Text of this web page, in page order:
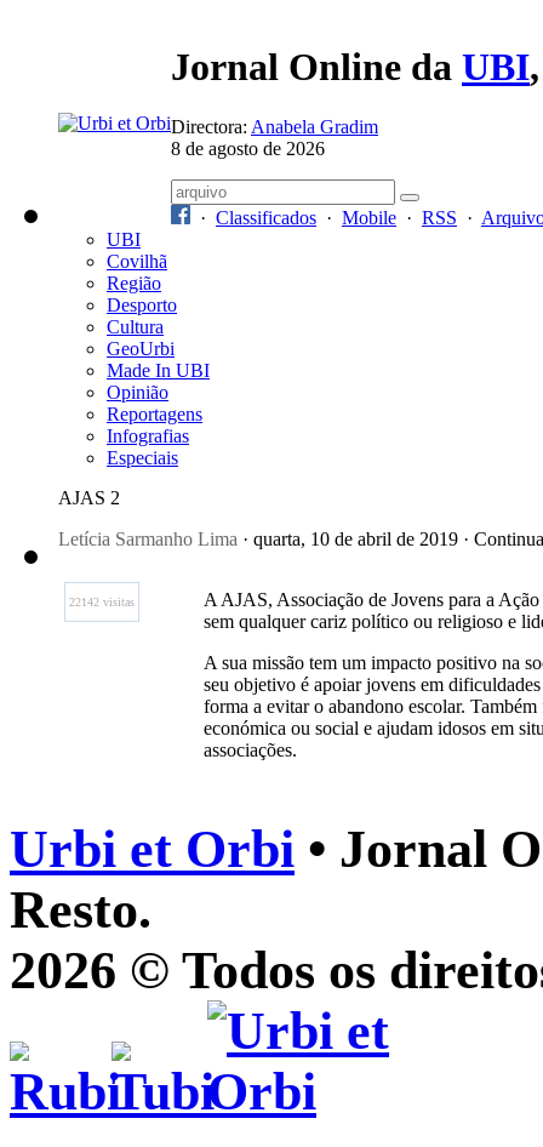
Jornal Online da UBI
Directora: Anabela Gradim
8 de agosto de 2026
· Classificados · Mobile · RSS ·
UBI
Covilhã
Região
Desporto
Cultura
GeoUrbi
Made In UBI
Opinião
Reportagens
Infografias
Especiais
AJAS 2
Letícia Sarmanho Lima · quarta, 10 de abril de 2019 ·
22142 visitas
A AJAS, Associação de Jovens para a
sem qualquer cariz político ou religioso e
A sua missão tem um impacto positivo na
seu objetivo é apoiar jovens em
forma a evitar o abandono escolar.
económica ou social e ajudam idosos em
associações.
Urbi et Orbi • Jornal
Resto.
2026 © Todos os